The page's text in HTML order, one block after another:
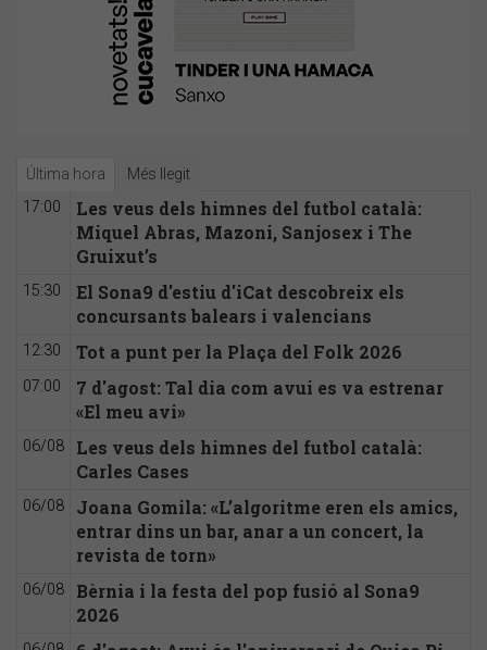
Última hora Més llegit
17:00
Les veus dels himnes del futbol català:
Miquel Abras, Mazoni, Sanjosex i The
Gruixut’s
15:30
El Sona9 d'estiu d'iCat descobreix els
concursants balears i valencians
12:30 Tot a punt per la Plaça del Folk 2026
07:00
7 d'agost: Tal dia com avui es va estrenar
«El meu avi»
06/08
Les veus dels himnes del futbol català:
Carles Cases
06/08
Joana Gomila: «L’algoritme eren els amics,
entrar dins un bar, anar a un concert, la
revista de torn»
06/08
Bèrnia i la festa del pop fusió al Sona9
2026